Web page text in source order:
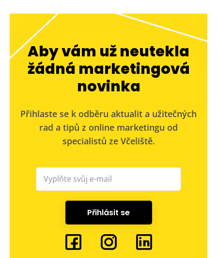
Aby vám už neutekla
žádná marketingová
novinka
Přihlaste se k odběru aktualit a užitečných
rad a tipů z online marketingu od
specialistů ze Včeliště.
Přihlásit se